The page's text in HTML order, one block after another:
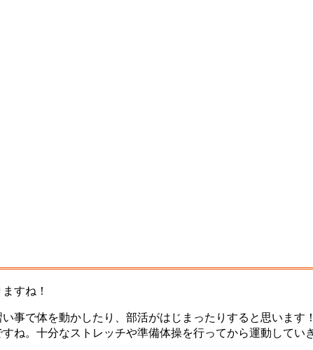
すね！
事で体を動かしたり、部活がはじまったりすると思います！
ね。十分なストレッチや準備体操を行ってから運動してい